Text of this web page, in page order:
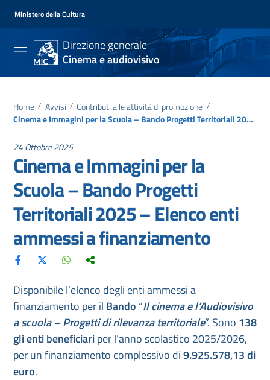
Ministero della Cultura
Direzione generale
Cinema e audiovisivo
Home / Avvisi / Contributi alle attività di promozione /
Cinema e Immagini per la Scuola – Bando Progetti Territoriali 2025 – Elenco enti ammessi a finanziamento
24 Ottobre 2025
Cinema e Immagini per la
Scuola – Bando Progetti
Territoriali 2025 – Elenco enti
ammessi a finanziamento
Disponibile l’elenco degli enti ammessi a
finanziamento per il Bando “Il cinema e l’Audiovisivo
a scuola – Progetti di rilevanza territoriale”. Sono 138
gli enti beneficiariper l’anno scolastico 2025/2026,
per un finanziamento complessivo di9.925.578,13 di
euro.